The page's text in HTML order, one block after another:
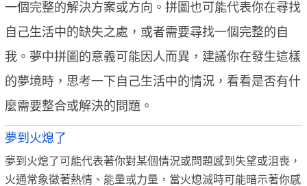
一個完整的解決方案或方向。拼圖也可能代表你在尋找
自己生活中的缺失之處，或者需要尋找一個完整的自
我。夢中拼圖的意義可能因人而異，建議你在發生這樣
的夢境時，思考一下自己生活中的情況，看看是否有什
麼需要整合或解決的問題。
夢到火熄了
夢到火熄了可能代表著你對某個情況或問題感到失望或沮喪，
火通常象徵著熱情、能量或力量，當火熄滅時可能暗示著你感